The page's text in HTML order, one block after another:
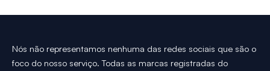
Nós não representamos nenhuma das redes sociais que são o
foco do nosso serviço. Todas as marcas registradas do